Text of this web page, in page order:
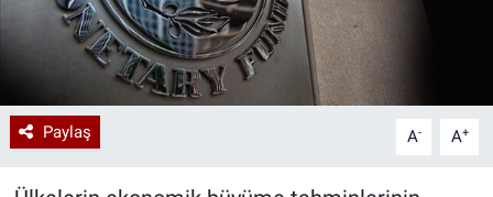
Paylaş A- A+
Sağlık
Teknoloji
Ramazan